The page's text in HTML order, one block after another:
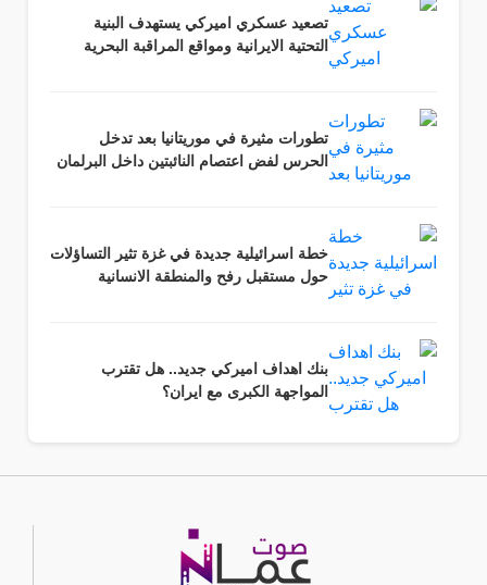
تصعيد عسكري اميركي يستهدف البنية
التحتية الايرانية ومواقع المراقبة البحرية
تطورات مثيرة في موريتانيا بعد تدخل
الحرس لفض اعتصام النائبتين داخل البرلمان
خطة اسرائيلية جديدة في غزة تثير التساؤلات
حول مستقبل رفح والمنطقة الانسانية
بنك اهداف اميركي جديد.. هل تقترب
المواجهة الكبرى مع ايران؟